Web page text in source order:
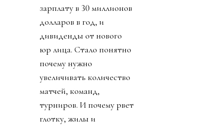
зарплату в 30 миллионов
долларов в год, и
дивиденды от нового
юр лица. Стало понятно
почему нужно
увеличивать количество
матчей, команд,
турниров. И почему рвет
глотку, жилы и